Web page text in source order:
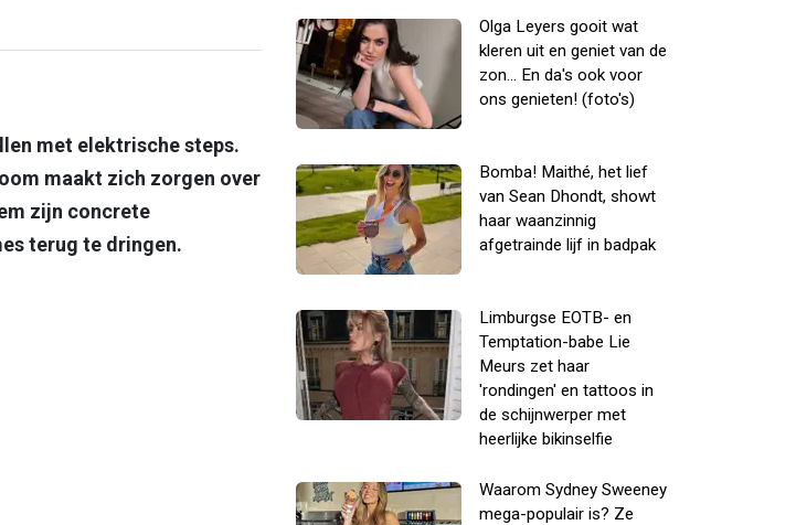
met elektrische steps.
maakt zich zorgen over
zijn concrete
terug te dringen.
Olga Leyers gooit wat
kleren uit en geniet van de
zon... En da's ook voor
ons genieten! (foto's)
Bomba! Maithé, het lief
van Sean Dhondt, showt
haar waanzinnig
afgetrainde lijf in badpak
Limburgse EOTB- en
Temptation-babe Lie
Meurs zet haar
'rondingen' en tattoos in
de schijnwerper met
heerlijke bikinselfie
Waarom Sydney Sweeney
mega-populair is? Ze